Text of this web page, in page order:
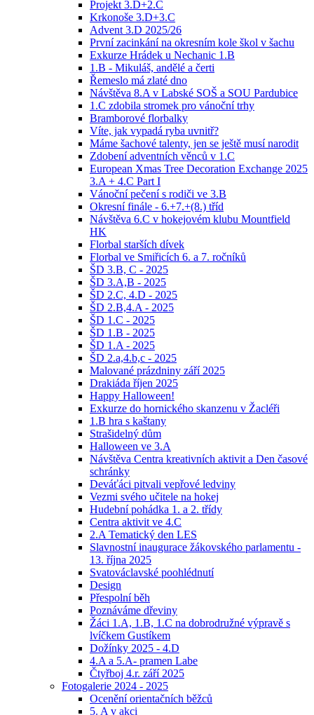
Projekt 3.D+2.C
Krkonoše 3.D+3.C
Advent 3.D 2025/26
První zacinkání na okresním kole škol v šachu
Exkurze Hrádek u Nechanic 1.B
1.B - Mikuláš, andělé a čerti
Řemeslo má zlaté dno
Návštěva 8.A v Labské SOŠ a SOU Pardubice
1.C zdobila stromek pro vánoční trhy
Bramborové florbalky
Víte, jak vypadá ryba uvnitř?
Máme šachové talenty, jen se ještě musí narodit
Zdobení adventních věnců v 1.C
European Xmas Tree Decoration Exchange 2025
3.A + 4.C Part I
Vánoční pečení s rodiči ve 3.B
Okresní finále - 6.+7.+(8.) tříd
Návštěva 6.C v hokejovém klubu Mountfield
HK
Florbal starších dívek
Florbal ve Smiřicích 6. a 7. ročníků
ŠD 3.B, C - 2025
ŠD 3.A,B - 2025
ŠD 2.C, 4.D - 2025
ŠD 2.B,4.A - 2025
ŠD 1.C - 2025
ŠD 1.B - 2025
ŠD 1.A - 2025
ŠD 2.a,4.b,c - 2025
Malované prázdniny září 2025
Drakiáda říjen 2025
Happy Halloween!
Exkurze do hornického skanzenu v Žacléři
1.B hra s kaštany
Strašidelný dům
Halloween ve 3.A
Návštěva Centra kreativních aktivit a Den časové
schránky
Deváťáci pitvali vepřové ledviny
Vezmi svého učitele na hokej
Hudební pohádka 1. a 2. třídy
Centra aktivit ve 4.C
2.A Tematický den LES
Slavnostní inaugurace žákovského parlamentu -
13. října 2025
Svatováclavské poohlédnutí
Design
Přespolní běh
Poznáváme dřeviny
Žáci 1.A, 1.B, 1.C na dobrodružné výpravě s
lvíčkem Gustíkem
Dožínky 2025 - 4.D
4.A a 5.A- pramen Labe
Čtyřboj 4.r. září 2025
Fotogalerie 2024 - 2025
Ocenění orientačních běžců
5. A v akci